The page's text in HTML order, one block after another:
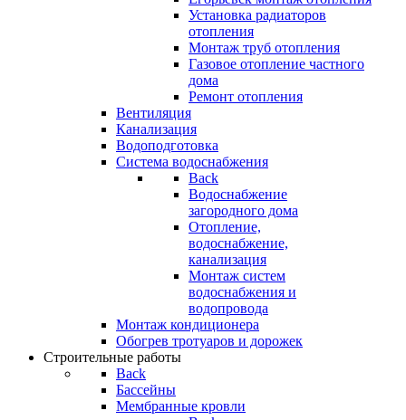
Установка радиаторов
отопления
Монтаж труб отопления
Газовое отопление частного
дома
Ремонт отопления
Вентиляция
Канализация
Водоподготовка
Система водоснабжения
Back
Водоснабжение
загородного дома
Отопление,
водоснабжение,
канализация
Монтаж систем
водоснабжения и
водопровода
Монтаж кондиционера
Обогрев тротуаров и дорожек
Строительные работы
Back
Бассейны
Мембранные кровли